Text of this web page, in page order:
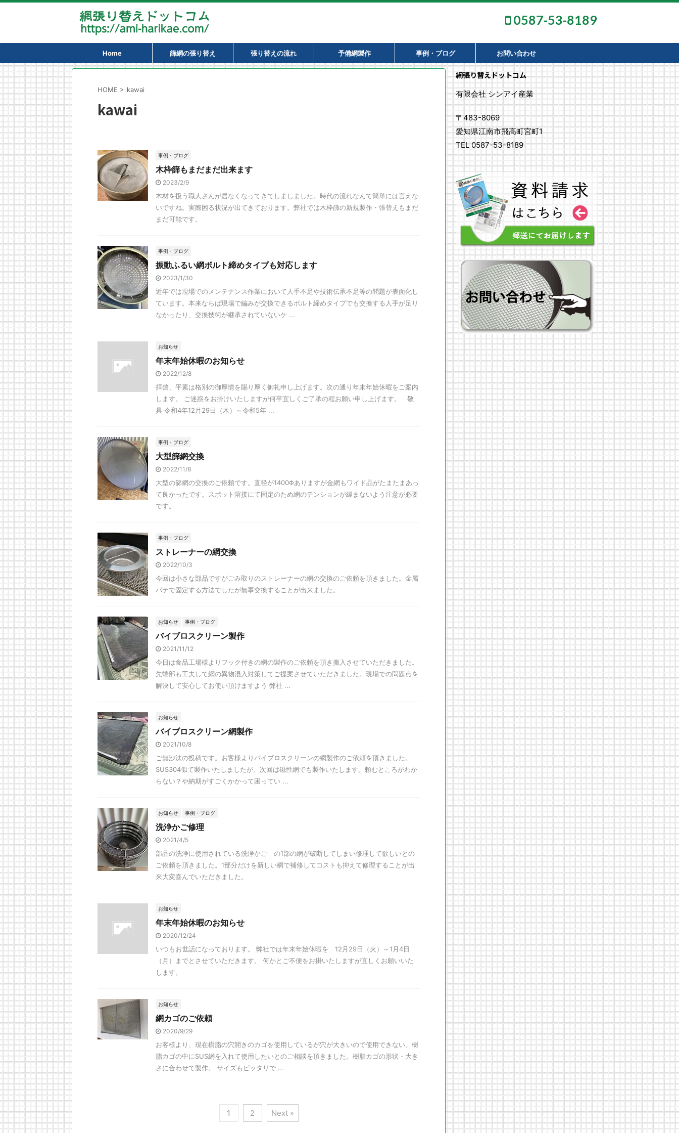
0587-53-8189
Home 篩網の張り替え 張り替えの流れ 予備網製作 事例・ブログ お問い合わせ
HOME > kawai
kawai
事例・ブログ
木枠篩もまだまだ出来ます
2023/2/9
木材を扱う職人さんが居なくなってきてしましました。時代の流れなんて簡単には言えな
いですね。実際困る状況が出てきております。弊社では木枠篩の新規製作・張替えもまだ
まだ可能です。
事例・ブログ
振動ふるい網ボルト締めタイプも対応します
2023/1/30
近年では現場でのメンテナンス作業において人手不足や技術伝承不足等の問題が表面化し
ています。本来ならば現場で編みが交換できるボルト締めタイプでも交換する人手が足り
なかったり、交換技術が継承されていないケ ...
お知らせ
年末年始休暇のお知らせ
2022/12/8
拝啓、平素は格別の御厚情を賜り厚く御礼申し上げます。次の通り年末年始休暇をご案内
します。 ご迷惑をお掛けいたしますが何卒宜しくご了承の程お願い申し上げます。 敬
具 令和4年12月29日（木）～令和5年 ...
事例・ブログ
大型篩網交換
2022/11/8
大型の篩網の交換のご依頼です。直径が1400Φありますが金網もワイド品がたまたまあっ
て良かったです。スポット溶接にて固定のため網のテンションが緩まないよう注意が必要
です。
事例・ブログ
ストレーナーの網交換
2022/10/3
今回は小さな部品ですがごみ取りのストレーナーの網の交換のご依頼を頂きました。金属
パテで固定する方法でしたが無事交換することが出来ました。
お知らせ 事例・ブログ
バイブロスクリーン製作
2021/11/12
今日は食品工場様よりフック付きの網の製作のご依頼を頂き搬入させていただきました。
先端部も工夫して網の異物混入対策してご提案させていただきました。現場での問題点を
解決して安心してお使い頂けますよう 弊社 ...
お知らせ
バイブロスクリーン網製作
2021/10/8
ご無沙汰の投稿です。お客様よりバイブロスクリーンの網製作のご依頼を頂きました。
SUS304似て製作いたしましたが、次回は磁性網でも製作いたします。頼むところがわか
らない？や納期がすごくかかって困ってい ...
お知らせ 事例・ブログ
洗浄かご修理
2021/4/5
部品の洗浄に使用されている洗浄かご の1部の網が破断してしまい修理して欲しいとの
ご依頼を頂きました。1部分だけを新しい網で補修してコストも抑えて修理することが出
来大変喜んでいただきました。
お知らせ
年末年始休暇のお知らせ
2020/12/24
いつもお世話になっております。 弊社では年末年始休暇を 12月29日（火）～1月4日
（月）までとさせていただきます。 何かとご不便をお掛いたしますが宜しくお願いいた
します。
お知らせ
網カゴのご依頼
2020/9/29
お客様より、現在樹脂の穴開きのカゴを使用しているが穴が大きいので使用できない。樹
脂カゴの中にSUS網を入れて使用したいとのご相談を頂きました。樹脂カゴの形状・大き
さに合わせて製作。 サイズもピッタリで ...
1 2 Next »
網張り替えドットコム
有限会社 シンアイ産業
〒483-8069
愛知県江南市飛高町宮町1
TEL 0587-53-8189